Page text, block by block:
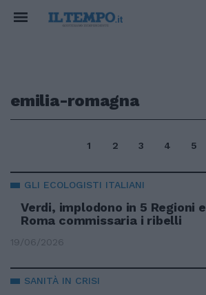
emilia-romagna
1 2 3 4 5
GLI ECOLOGISTI ITALIANI
Verdi, implodono in 5 Regioni e
Roma commissaria i ribelli
19/06/2026
SANITÀ IN CRISI